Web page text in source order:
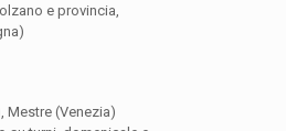
e provincia,
Mestre (Venezia)